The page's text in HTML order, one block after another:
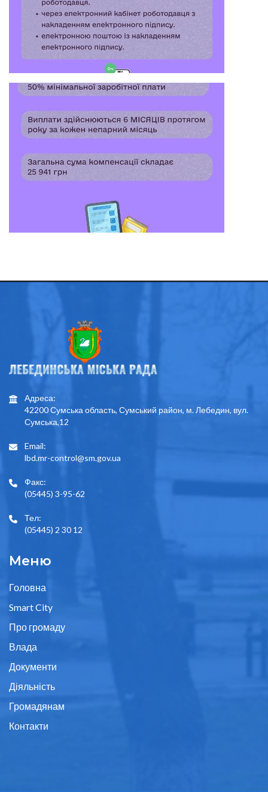
Адреса:
42200 Сумська область, Сумський район, м. Лебедин, вул.
Сумська,12
Email:
lbd.mr-control@sm.gov.ua
Факс:
(05445) 3-95-62
Тел:
(05445) 2 30 12
Меню
Головна
Smart City
Про громаду
Влада
Документи
Діяльність
Громадянам
Контакти